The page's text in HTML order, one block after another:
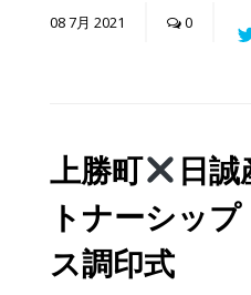
087月 2021 0
上勝町
日
トナーシッ
ス調印式